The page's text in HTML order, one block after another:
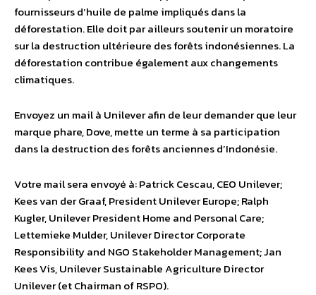
fournisseurs d’huile de palme impliqués dans la
déforestation. Elle doit par ailleurs soutenir un moratoire
sur la destruction ultérieure des forêts indonésiennes. La
déforestation contribue également aux changements
climatiques.
Envoyez un mail à Unilever afin de leur demander que leur
marque phare, Dove, mette un terme à sa participation
dans la destruction des forêts anciennes d’Indonésie.
Votre mail sera envoyé à: Patrick Cescau, CEO Unilever;
Kees van der Graaf, President Unilever Europe; Ralph
Kugler, Unilever President Home and Personal Care;
Lettemieke Mulder, Unilever Director Corporate
Responsibility and NGO Stakeholder Management; Jan
Kees Vis, Unilever Sustainable Agriculture Director
Unilever (et Chairman of RSPO).